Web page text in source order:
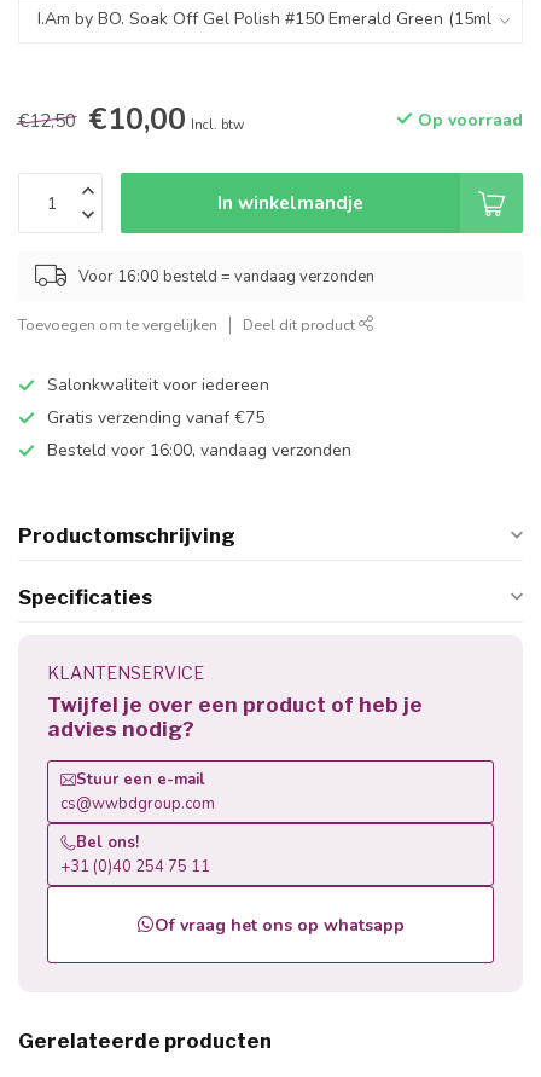
€12,50 €10,00 Incl. btw Op voorraad
In winkelmandje
Voor 16:00 besteld = vandaag verzonden
Toevoegen om te vergelijken Deel dit product
Salonkwaliteit voor iedereen
Gratis verzending vanaf €75
Besteld voor 16:00, vandaag verzonden
Productomschrijving
Specificaties
KLANTENSERVICE
Twijfel je over een product of heb je
advies nodig?
Stuur een e-mail
cs@wwbdgroup.com
Bel ons!
+31 (0)40 254 75 11
Of vraag het ons op whatsapp
Gerelateerde producten